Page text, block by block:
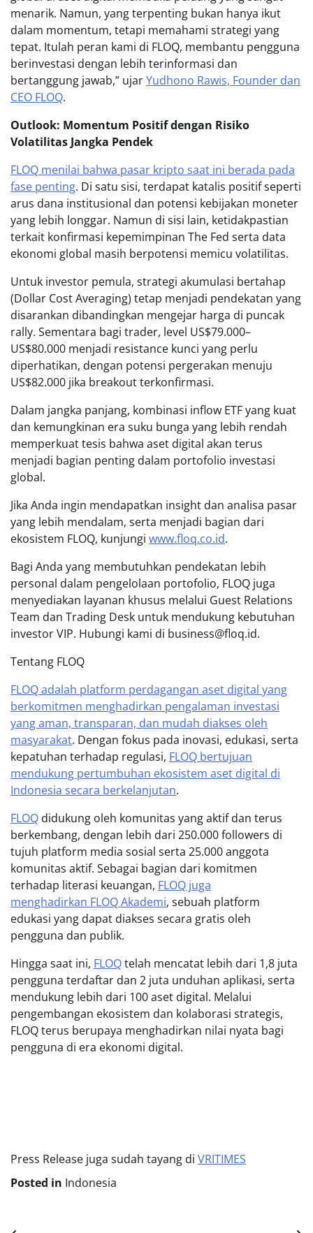
menarik. Namun, yang terpenting bukan hanya ikut
dalam momentum, tetapi memahami strategi yang
tepat. Itulah peran kami di FLOQ, membantu pengguna
berinvestasi dengan lebih terinformasi dan
bertanggung jawab,” ujarYudhono Rawis, Founder dan
CEO FLOQ.
Outlook: Momentum Positif dengan Risiko
Volatilitas Jangka Pendek
FLOQ menilai bahwa pasar kripto saat ini berada pada
fase penting. Di satu sisi, terdapat katalis positif seperti
arus dana institusional dan potensi kebijakan moneter
yang lebih longgar. Namun di sisi lain, ketidakpastian
terkait konfirmasi kepemimpinan The Fed serta data
ekonomi global masih berpotensi memicu volatilitas.
Untuk investor pemula, strategi akumulasi bertahap
(Dollar Cost Averaging) tetap menjadi pendekatan yang
disarankan dibandingkan mengejar harga di puncak
rally. Sementara bagi trader, level US$79.000–
US$80.000 menjadi resistance kunci yang perlu
diperhatikan, dengan potensi pergerakan menuju
US$82.000 jika breakout terkonfirmasi.
Dalam jangka panjang, kombinasi inflow ETF yang kuat
dan kemungkinan era suku bunga yang lebih rendah
memperkuat tesis bahwa aset digital akan terus
menjadi bagian penting dalam portofolio investasi
global.
Jika Anda ingin mendapatkan insight dan analisa pasar
yang lebih mendalam, serta menjadi bagian dari
ekosistem FLOQ, kunjungi www.floq.co.id.
Bagi Anda yang membutuhkan pendekatan lebih
personal dalam pengelolaan portofolio, FLOQ juga
menyediakan layanan khusus melalui Guest Relations
Team dan Trading Desk untuk mendukung kebutuhan
investor VIP. Hubungi kami di business@floq.id.
Tentang FLOQ
FLOQ adalah platform perdagangan aset digital yang
berkomitmen menghadirkan pengalaman investasi
yang aman, transparan, dan mudah diakses oleh
masyarakat. Dengan fokus pada inovasi, edukasi, serta
kepatuhan terhadap regulasi, FLOQ bertujuan
mendukung pertumbuhan ekosistem aset digital di
Indonesia secara berkelanjutan.
FLOQ didukung oleh komunitas yang aktif dan terus
berkembang, dengan lebih dari 250.000 followers di
tujuh platform media sosial serta 25.000 anggota
komunitas aktif. Sebagai bagian dari komitmen
terhadap literasi keuangan, FLOQ juga
menghadirkan FLOQ Akademi, sebuah platform
edukasi yang dapat diakses secara gratis oleh
pengguna dan publik.
Hingga saat ini, FLOQtelah mencatat lebih dari 1,8 juta
pengguna terdaftar dan 2 juta unduhan aplikasi, serta
mendukung lebih dari 100 aset digital. Melalui
pengembangan ekosistem dan kolaborasi strategis,
FLOQ terus berupaya menghadirkan nilai nyata bagi
pengguna di era ekonomi digital.
Press Release juga sudah tayang di VRITIMES
Posted in Indonesia